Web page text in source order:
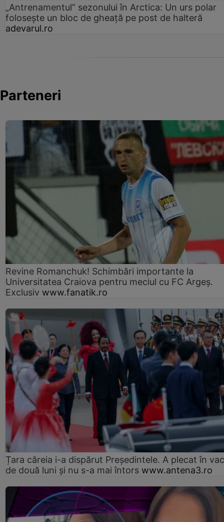
„Antrenamentul” sezonului în Arctica: Un urs polar
folosește un bloc de gheață pe post de halteră
adevarul.ro
Parteneri
Revine Romanchuk! Schimbări importante la
Universitatea Craiova pentru meciul cu FC Argeş.
Exclusiv www.fanatik.ro
Țara căreia i-a dispărut Președintele. A plecat în
de două luni și nu s-a mai întors www.antena3.ro